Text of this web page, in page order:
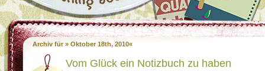
Archiv für » Oktober 18th, 2010«
Vom Glück ein Notizbuch zu haben